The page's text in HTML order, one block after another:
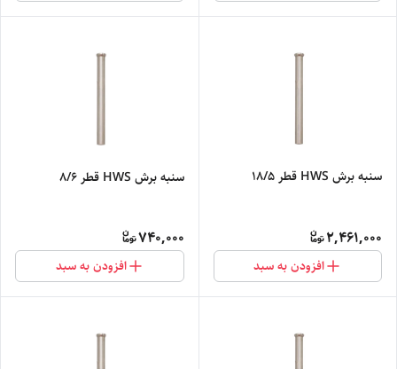
سنبه برش HWS قطر 18/5
2,461,000
افزودن به سبد
سنبه برش HWS قطر 8/6
740,000
افزودن به سبد